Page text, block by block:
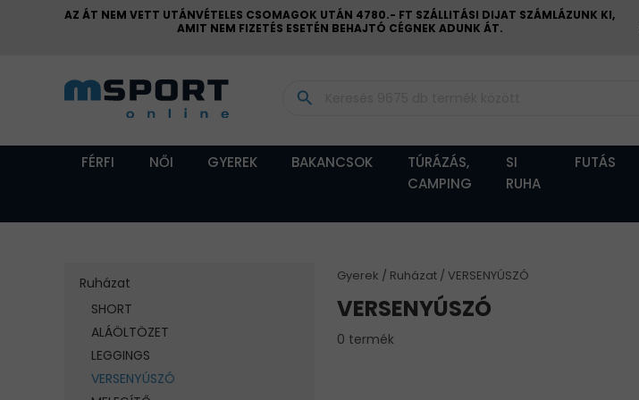
AZ ÁT NEM VETT UTÁNVÉTELES CSOMAGOK UTÁN 4780.- FT SZÁLLITÁSI DIJAT SZÁMLÁZUNK KI,
AMIT NEM FIZETÉS ESETÉN BEHAJTÓ CÉGNEK ADUNK ÁT.
FÉRFI NŐI GYEREK BAKANCSOK
TÚRÁZÁS,
CAMPING
SI
RUHA
FUTÁS
search
Ruházat
SHORT
ALÁÖLTÖZET
LEGGINGS
VERSENYÚSZÓ
Gyerek Ruházat VERSENYÚSZÓ
VERSENYÚSZÓ
0 termék